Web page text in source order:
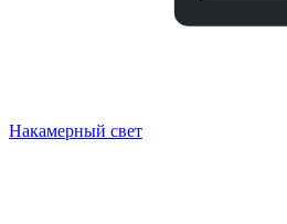
Накамерный свет